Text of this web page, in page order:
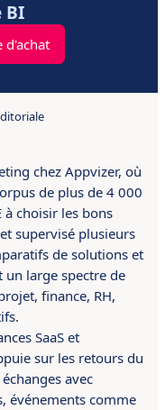
BI
d'achat
chez Appvizer, où
de plus de 4 000
à choisir les bons
supervisé plusieurs
de solutions et
un large spectre de
finance, RH,
SaaS et
sur les retours du
avec
événements comme